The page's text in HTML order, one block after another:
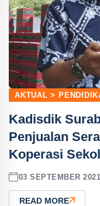
AKTUAL >
Kadisdik
Penjualan
Koperasi
03 SEPTEMBER 2021
READ MORE